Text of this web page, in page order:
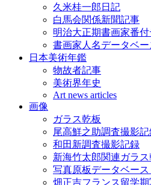
久米桂一郎日記
白馬会関係新聞記事
明治大正期書画家番
書画家人名データベ
日本美術年鑑
物故者記事
美術界年史
Art news articles
画像
ガラス乾板
尾高鮮之助調査撮影記
和田新調査撮影記録
新海竹太郎関連ガラス
写真原板データベース
畑正吉フランス留学